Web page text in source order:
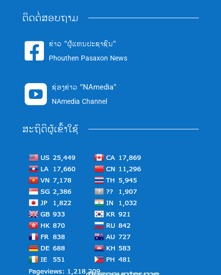
ຕິດຕໍ່ສອບຖາມ
 ຂ່າວ "ຜູ້ແທນປະຊາຊົນ"
Phouthen Pasaxon News
 ຊ່ອງຂ່າວ "NAmedia"
NAmedia Channel
ສະຖິຕິຜູ້ເຂົ້າໃຊ້